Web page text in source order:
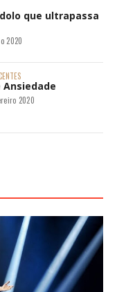
que ultrapassa
2020
2020